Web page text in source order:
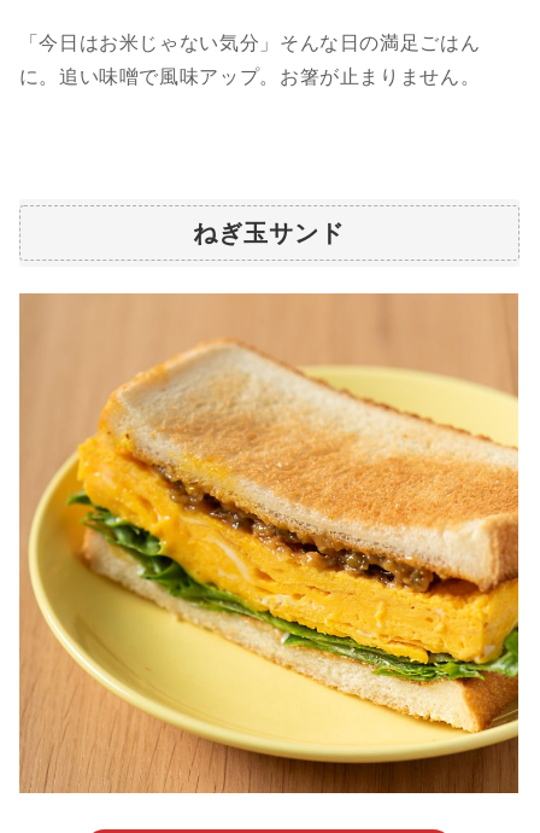
「今日はお米じゃない気分」そんな日の満足ごはん
に。追い味噌で風味アップ。お箸が止まりません。
ねぎ玉サンド